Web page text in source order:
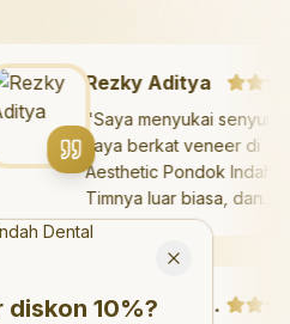
Rezky Aditya
"Saya menyukai
saya berkat veneer di
Aesthetic Pondok
Timnya luar biasa, dan
hasilnya melebihi
saya. Saya tersenyum
hari. "
strong>?
diskon 10%?
Close